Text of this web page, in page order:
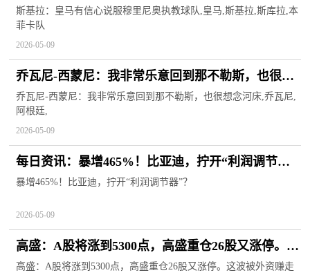
讯
斯基拉：皇马有信心说服穆里尼奥执教球队,皇马,斯基拉,斯库拉,本
菲卡队
2026-05-09
乔瓦尼-西蒙尼：我非常乐意回到那不勒斯，也很想
念河床
乔瓦尼-西蒙尼：我非常乐意回到那不勒斯，也很想念河床,乔瓦尼,
阿根廷,
2026-05-09
每日资讯：暴增465%！比亚迪，拧开“利润调节
器”？
暴增465%！比亚迪，拧开“利润调节器”？
2026-05-09
高盛：A股将涨到5300点，高盛重仓26股又涨停。这
波被外资赚走了
高盛：A股将涨到5300点，高盛重仓26股又涨停。这波被外资赚走